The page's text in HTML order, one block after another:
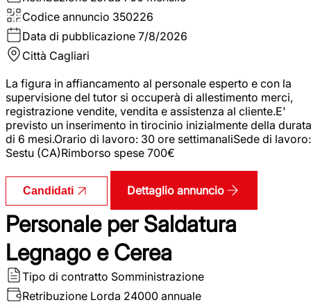
Codice annuncio 350226
Data di pubblicazione 7/8/2026
Città Cagliari
La figura in affiancamento al personale esperto e con la
supervisione del tutor si occuperà di allestimento merci,
registrazione vendite, vendita e assistenza al cliente.E'
previsto un inserimento in tirocinio inizialmente della durata
di 6 mesi.Orario di lavoro: 30 ore settimanaliSede di lavoro:
Sestu (CA)Rimborso spese 700€
Candidati Dettaglio annuncio
Personale per Saldatura
Legnago e Cerea
Tipo di contratto Somministrazione
Retribuzione Lorda 24000 annuale